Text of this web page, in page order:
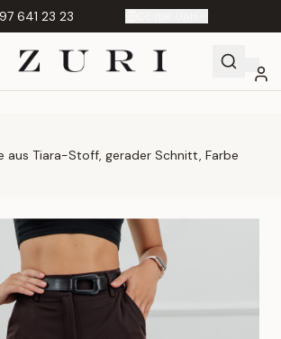
641 23 23
aus Tiara-Stoff, gerader Schnitt, Farbe